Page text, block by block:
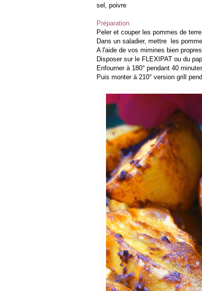
sel, poivre
Préparation
Peler et couper les pommes de
Dans un saladier, mettre les
A l'aide de vos mimines bien
Disposer sur le FLEXIPAT ou du
Enfourner à 180° pendant 40
Puis monter à 210° version grill